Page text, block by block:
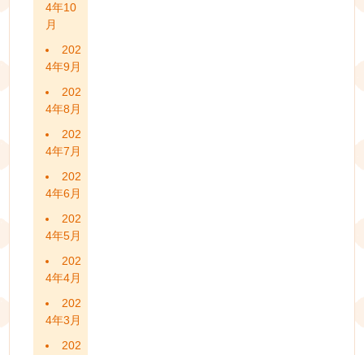
4年10
月
202
4年9月
202
4年8月
202
4年7月
202
4年6月
202
4年5月
202
4年4月
202
4年3月
202